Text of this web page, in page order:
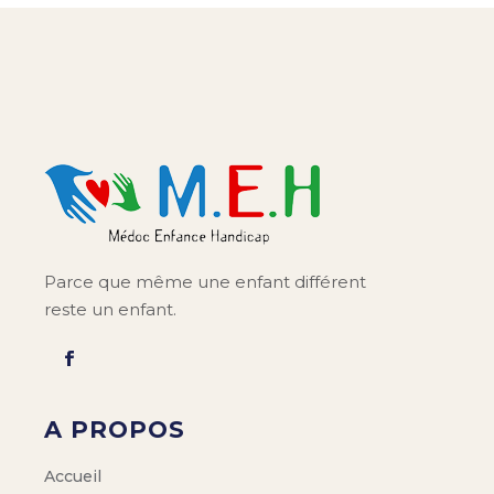
Parce que même une enfant différent
reste un enfant.
A PROPOS
Accueil